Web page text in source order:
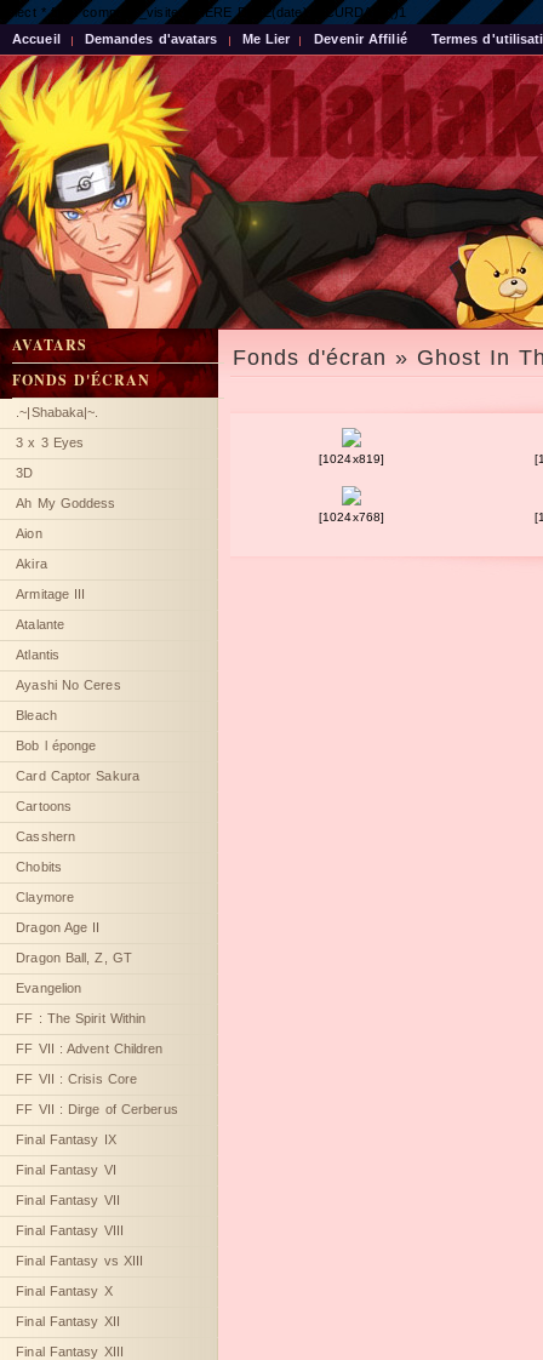
select * from compteur_visite WHERE DATE(date) = CURDATE()1
Accueil
Demandes d'avatars Me Lier Devenir Affilié Termes
AVATARS
FONDS D'ÉCRAN
.~|Shabaka|~.
3 x 3 Eyes
3D
Ah My Goddess
Aion
Akira
Armitage III
Atalante
Atlantis
Ayashi No Ceres
Bleach
Bob l éponge
Card Captor Sakura
Cartoons
Casshern
Chobits
Claymore
Dragon Age II
Dragon Ball, Z, GT
Evangelion
FF : The Spirit Within
FF VII : Advent Children
FF VII : Crisis Core
FF VII : Dirge of Cerberus
Final Fantasy IX
Final Fantasy VI
Final Fantasy VII
Final Fantasy VIII
Final Fantasy vs XIII
Final Fantasy X
Final Fantasy XII
Final Fantasy XIII
Fonds d'écran » Ghost In
[1024x819]
[1024x768]